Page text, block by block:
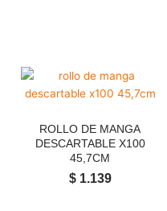
ROLLO DE MANGA
DESCARTABLE X100
45,7CM
$1.139